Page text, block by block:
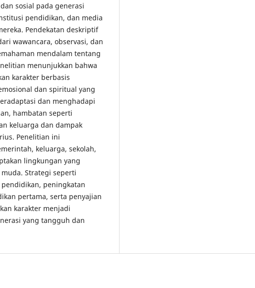
sosial pada generasi
pendidikan, dan media
Pendekatan deskriptif
wawancara, observasi, dan
mendalam tentang
menunjukkan bahwa
karakter berbasis
dan spiritual yang
dan menghadapi
hambatan seperti
keluarga dan dampak
Penelitian ini
keluarga, sekolah,
lingkungan yang
Strategi seperti
peningkatan
pertama, serta penyajian
karakter menjadi
yang tangguh dan